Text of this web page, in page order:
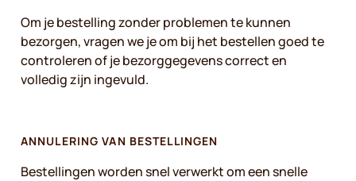
Om je bestelling zonder problemen te kunnen
bezorgen, vragen we je om bij het bestellen goed te
controleren of je bezorggegevens correct en
volledig zijn ingevuld.
ANNULERING VAN BESTELLINGEN
Bestellingen worden snel verwerkt om een snelle